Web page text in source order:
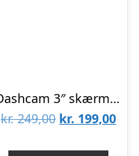
Dashcam 3″ skærm- 1080P
kr.249,00 Den
kr. 199,00Den